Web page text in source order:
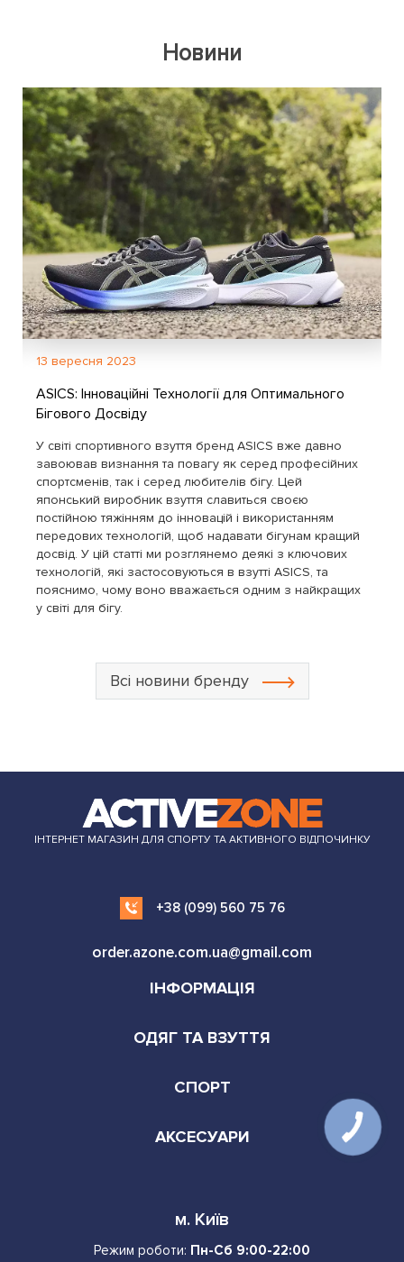
Новини
13 вересня 2023
ASICS: Інноваційні Технології для Оптимального
Бігового Досвіду
У світі спортивного взуття бренд ASICS вже давно
завоював визнання та повагу як серед професійних
спортсменів, так і серед любителів бігу. Цей
японський виробник взуття славиться своєю
постійною тяжінням до інновацій і використанням
передових технологій, щоб надавати бігунам кращий
досвід. У цій статті ми розглянемо деякі з ключових
технологій, які застосовуються в взутті ASICS, та
пояснимо, чому воно вважається одним з найкращих
у світі для бігу.
Всі новини бренду
ІНТЕРНЕТ МАГАЗИН ДЛЯ СПОРТУ ТА АКТИВНОГО ВІДПОЧИНКУ
+38 (099) 560 75 76
order.azone.com.ua@gmail.com
ІНФОРМАЦІЯ
ОДЯГ ТА ВЗУТТЯ
СПОРТ
АКСЕСУАРИ
м. Київ
Режим роботи: Пн-Сб 9:00-22:00